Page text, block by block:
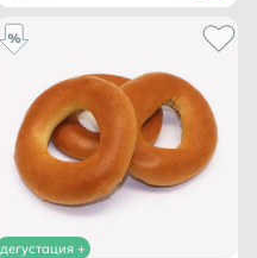
дегустация +